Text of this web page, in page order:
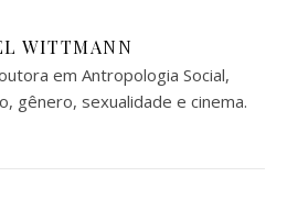
WITTMANN
em Antropologia Social,
gênero, sexualidade e cinema.